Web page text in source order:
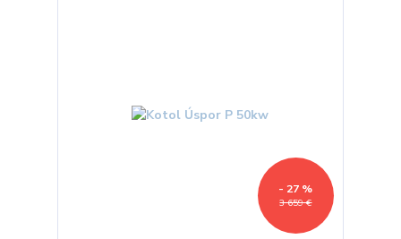
3 659 €
- 27 %